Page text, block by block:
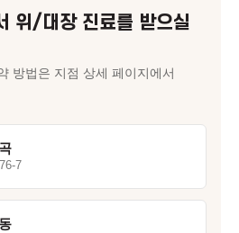
위/대장진료를 받으실
방법은 지점 상세 페이지에서
7